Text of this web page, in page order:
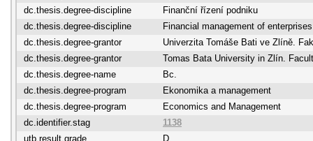
dc.thesis.degree-discipline
Finanční řízení podniku
dc.thesis.degree-discipline
Financial management of enterprises
dc.thesis.degree-grantor
Univerzita Tomáše Bati ve Zlíně.
dc.thesis.degree-grantor
Tomas Bata University in Zlín.
dc.thesis.degree-name
Bc.
dc.thesis.degree-program
Ekonomika a management
dc.thesis.degree-program
Economics and Management
dc.identifier.stag
1138
utb.result.grade
D